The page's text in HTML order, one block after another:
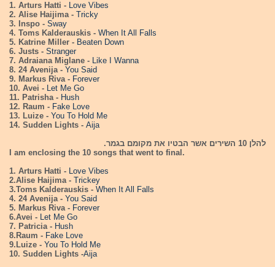
1. Arturs Hatti - Love Vibes
2. Alise Haijima - Tricky
3. Inspo - Sway
4. Toms Kalderauskis - When It All Falls
5. Katrine Miller - Beaten Down
6. Justs - Stranger
7. Adraiana Miglane - Like I Wanna
8. 24 Avenija - You Said
9. Markus Riva - Forever
10. Avei - Let Me Go
11. Patrisha - Hush
12. Raum - Fake Love
13. Luize - You To Hold Me
14. Sudden Lights - Aija
להלן 10 השירים אשר הבטיו את מקומם בגמר.
I am enclosing the 10 songs that went to final.
1. Arturs Hatti - Love Vibes
2.Alise Haijima - Trickey
3.Toms Kalderauskis - When It All Falls
4. 24 Avenija - You Said
5. Markus Riva - Forever
6.Avei - Let Me Go
7. Patricia - Hush
8.Raum - Fake Love
9.Luize - You To Hold Me
10. Sudden Lights -Aija